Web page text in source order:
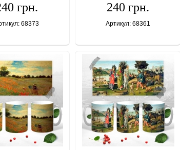
грн.
68373
240 грн.
Артикул: 68361